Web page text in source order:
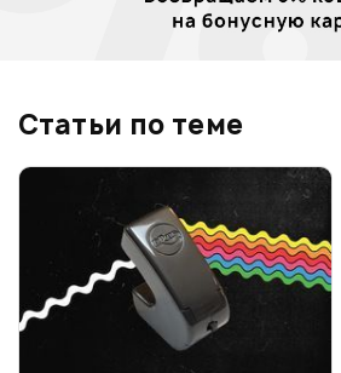
Статьи по теме